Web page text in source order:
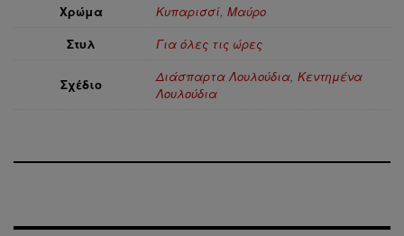
Χρώμα Κυπαρισσί, Μαύρο
Στυλ
Για όλες τις ώρες
Σχέδιο Διάσπαρτα Λουλούδια, Κεντημένα
Λουλούδια